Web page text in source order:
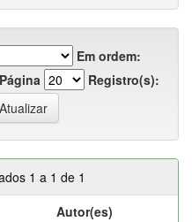
Em ordem:
Registro(s):
1 a 1 de 1
Autor(es)